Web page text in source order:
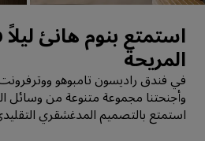
استمتع بنوم هانئ ليلاً
المريحة
في فندق راديسون تامبوهو ووترفرونت
وأجنحتنا مجموعة متنوعة من وسائل
استمتع بالتصميم المدغشقري